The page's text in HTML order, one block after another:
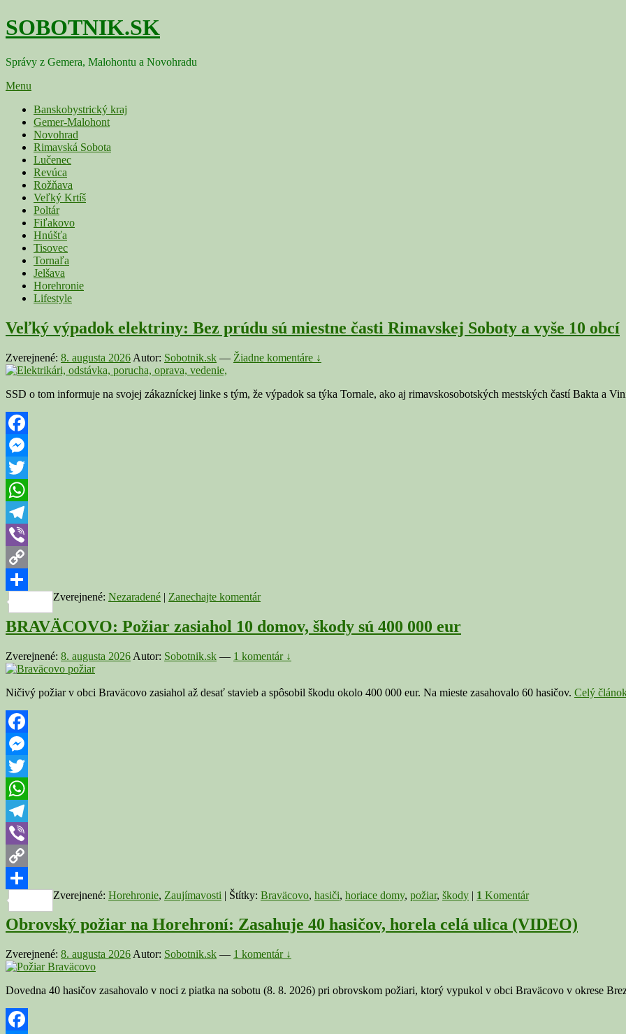
Skip
to
SOBOTNIK.SK
Správy z Gemera, Malohontu a Novohradu
Menu
Primárne
menu
Banskobystrický kraj
Gemer-Malohont
Novohrad
Rimavská Sobota
Lučenec
Revúca
Rožňava
Veľký Krtíš
Poltár
Fiľakovo
Hnúšťa
Tisovec
Tornaľa
Jelšava
Horehronie
Lifestyle
Veľký výpadok elektriny: Bez prúdu sú miestne časti Rimavskej Soboty a vyše 10 obcí
Zverejnené: 8. augusta 2026 Autor: Sobotnik.sk — Žiadne komentáre ↓
SSD o tom informuje na svojej zákazníckej linke s tým, že výpadok sa týka Tornale, ako aj rimavskosobotských mestských častí Bakta a
Facebook
Messenger
Twitter
WhatsApp
Telegram
Viber
Copy
Link
Share
Zverejnené: Nezaradené | Zanechajte komentár
BRAVÄCOVO: Požiar zasiahol 10 domov, škody sú 400 000 eur
Zverejnené: 8. augusta 2026 Autor: Sobotnik.sk — 1 komentár ↓
Ničivý požiar v obci Braväcovo zasiahol až desať stavieb a spôsobil škodu okolo 400 000 eur. Na mieste zasahovalo 60 hasičov. Celý
Facebook
Messenger
Twitter
WhatsApp
Telegram
Viber
Copy
Link
Share
Zverejnené: Horehronie, Zaujímavosti | Štítky: Braväcovo, hasiči, horiace domy, požiar, škody | 1 Komentár
Obrovský požiar na Horehroní: Zasahuje 40 hasičov, horela celá ulica (VIDEO)
Zverejnené: 8. augusta 2026 Autor: Sobotnik.sk — 1 komentár ↓
Dovedna 40 hasičov zasahovalo v noci z piatka na sobotu (8. 8. 2026) pri obrovskom požiari, ktorý vypukol v obci Braväcovo v okrese